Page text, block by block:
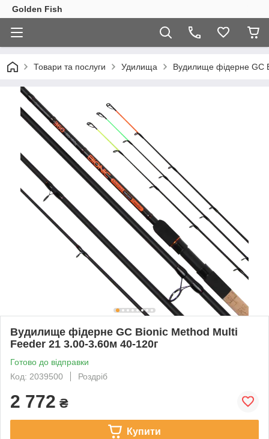
Golden Fish
Товари та послуги Удилища Вудилище фідерне GC
Вудилище фідерне GC Bionic Method Multi
Feeder 21 3.00-3.60м 40-120г
Готово до відправки
Код: 2039500
Роздріб
2 772 ₴
Купити